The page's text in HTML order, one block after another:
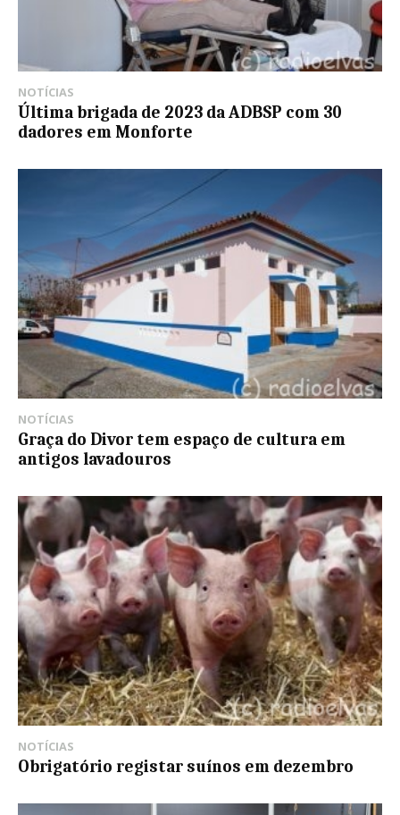
NOTÍCIAS
Última brigada de 2023 da ADBSP com 30
dadores em Monforte
NOTÍCIAS
Graça do Divor tem espaço de cultura em
antigos lavadouros
NOTÍCIAS
Obrigatório registar suínos em dezembro